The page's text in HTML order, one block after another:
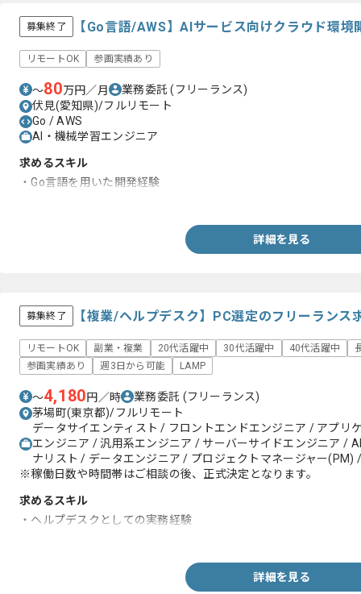
募集終了 【Go言語/AWS】AIサービス向けクラウド環
リモートOK 参画実績あり
〜80万円／月 業務委託(フリーランス)
伏見(愛知県)/フルリモート
Go / AWS
AI・機械学習エンジニア
求めるスキル
・Go言語を用いた開発経験
詳細を見る
募集終了 【複業/ヘルプデスク】PC選定のフリーランス
リモートOK 副業・複業 20代活躍中 30代活躍中 40代活躍中
参画実績あり
週3日から可能 LAMP
〜4,180円／時 業務委託 (フリーランス)
茅場町(東京都)/フルリモート
データサイエンティスト / フロントエンドエンジニア / アプリ
エンジニア / 汎用系エンジニア / サーバーサイドエンジニア /
ナリスト / データエンジニア / プロジェクトマネージャー(PM)
※稼働日数や時間帯はご相談の後、正式決定となります。
求めるスキル
・ヘルプデスクとしての実務経験
詳細を見る